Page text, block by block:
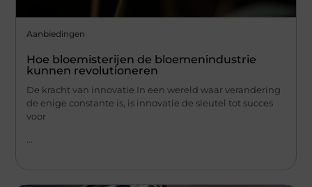
Aanbiedingen
Hoe bloemisterijen de bloemenindustrie
kunnen revolutioneren
De kracht van innovatie In een wereld waar verandering
de enige constante is, is innovatie de sleutel tot succes
voor
...